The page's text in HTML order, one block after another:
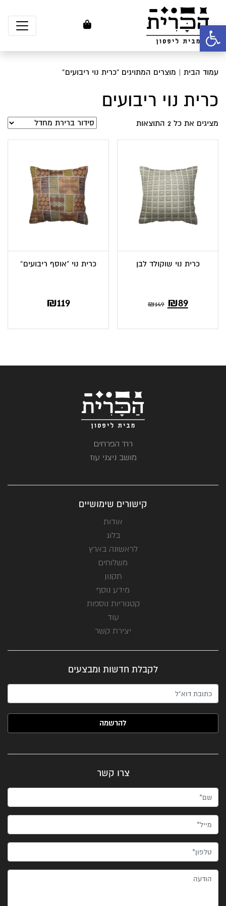
פתח סרגל נגישות
עמוד הבית | מוצרים המתויגים “כרית נוי ריבועים”
כרית נוי ריבועים
מציגים את כל ⁦2⁩ התוצאות
כרית נוי שוקולד לבן
₪149 המחיר
₪89המחיר
כרית נוי “אוסף ריבועים”
₪119
רח' הפרחים
מושב ניצני עוז
קישורים שימושיים
אודות
בלוג
לראשונה בארץ
משלוחים
תקנון
מידע נוסף
קטגוריות נוספות
עוד
יצירת קשר
לקבלת חדשות ומבצעים
האימייל שלך (חובה)
צרו קשר